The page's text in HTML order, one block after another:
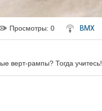
Просмотры: 0 BMX
верт-рампы? Тогда учитесь!